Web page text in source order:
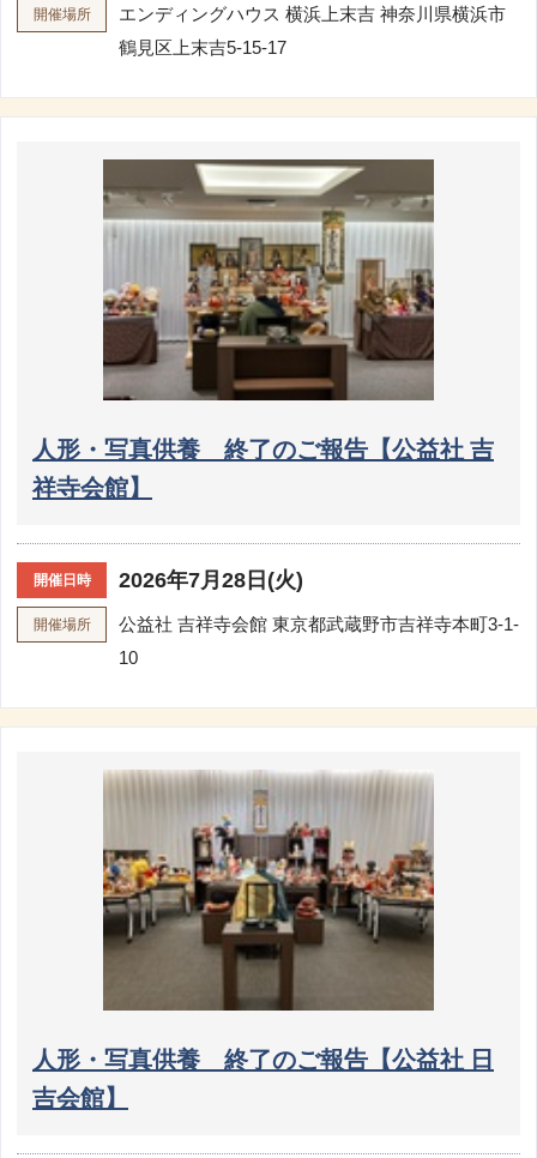
開催場所 エンディングハウス 横浜上末吉 神奈川県横浜市
鶴見区上末吉5-15-17
人形・写真供養 終了のご報告【公益社 吉
祥寺会館】
開催日時 2026年7月28日(火)
開催場所 公益社 吉祥寺会館 東京都武蔵野市吉祥寺本町3-1-
10
人形・写真供養 終了のご報告【公益社 日
吉会館】